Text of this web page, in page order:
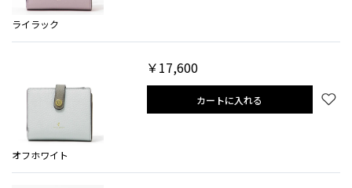
ライラック
オフホワイト
￥17,600
カートに入れる